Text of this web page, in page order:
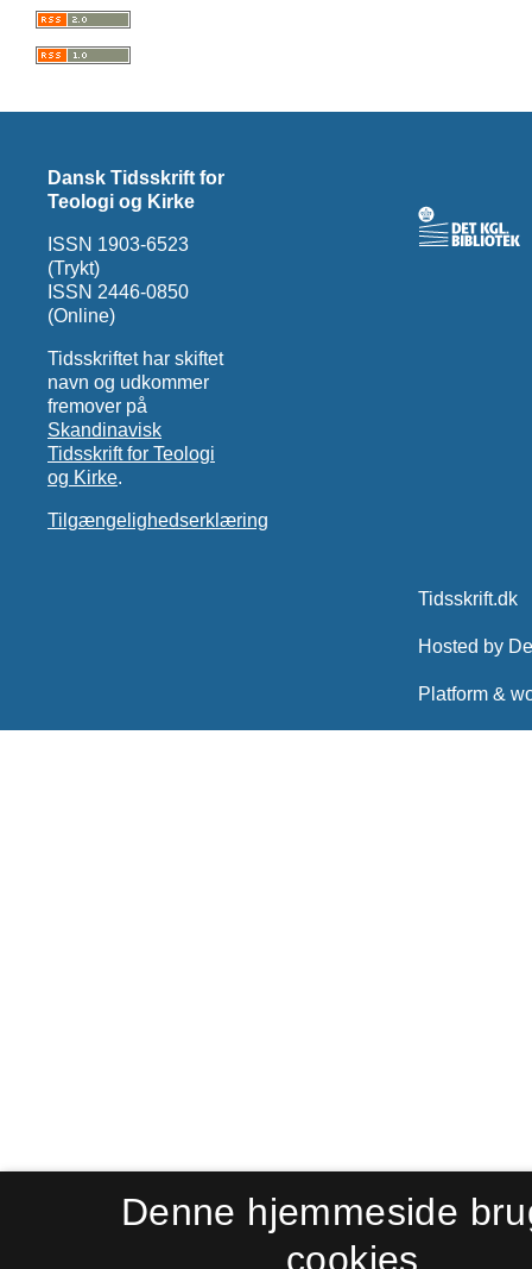
Dansk Tidsskrift for
Teologi og Kirke
ISSN 1903-6523
(Trykt)
ISSN 2446-0850
(Online)
Tidsskriftet har skiftet
navn og udkommer
fremover på
Skandinavisk
Tidsskrift for Teologi
og Kirke.
Tilgængelighedserklæring
Denne hjemmeside
cookies